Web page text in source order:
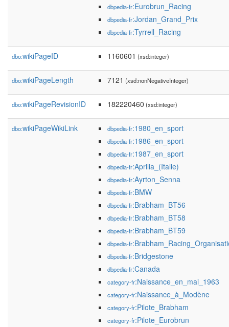
dbpedia-fr:Eurobrun_Racing
dbpedia-fr:Jordan_Grand_Prix
dbpedia-fr:Tyrrell_Racing
dbo:wikiPageID 1160601 (xsd:integer)
dbo:wikiPageLength 7121 (xsd:nonNegativeInteger)
dbo:wikiPageRevisionID 182220460 (xsd:integer)
dbo:wikiPageWikiLink dbpedia-fr:1980_en_sport
dbpedia-fr:1986_en_sport
dbpedia-fr:1987_en_sport
dbpedia-fr:Aprilia_(Italie)
dbpedia-fr:Ayrton_Senna
dbpedia-fr:BMW
dbpedia-fr:Brabham_BT56
dbpedia-fr:Brabham_BT58
dbpedia-fr:Brabham_BT59
dbpedia-fr
dbpedia-fr:Bridgestone
dbpedia-fr:Canada
category-fr:Naissance_en_mai_1963
category-fr:Naissance_à_Modène
category-fr:Pilote_Brabham
category-fr:Pilote_Eurobrun